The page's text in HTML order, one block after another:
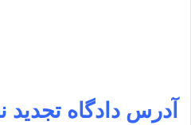
آدرس دادگاه تجدید